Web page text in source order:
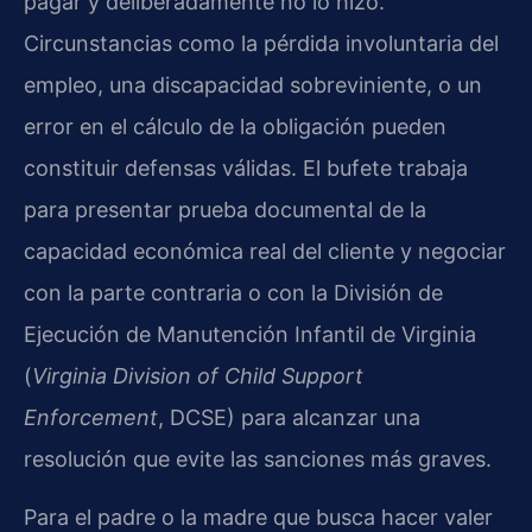
Circunstancias como la pérdida involuntaria del
empleo, una discapacidad sobreviniente, o un
error en el cálculo de la obligación pueden
constituir defensas válidas. El bufete trabaja
para presentar prueba documental de la
capacidad económica real del cliente y negociar
con la parte contraria o con la División de
Ejecución de Manutención Infantil de Virginia
(Virginia Division of Child Support
Enforcement, DCSE) para alcanzar una
resolución que evite las sanciones más graves.
Para el padre o la madre que busca hacer valer